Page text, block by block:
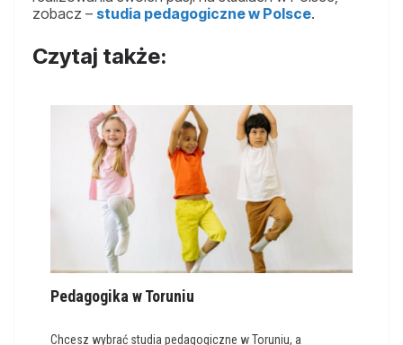
zobacz – studia pedagogiczne w Polsce.
Czytaj także:
Pedagogika w Toruniu
Chcesz wybrać studia pedagogiczne w Toruniu, a